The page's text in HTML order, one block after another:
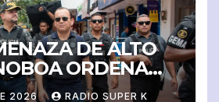
DE ALTO
ORDENA
MILITAR Y
2026 RADIO SUPER K